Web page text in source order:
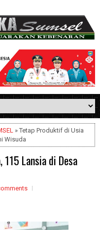
» Tetap Produktif di Usia
Wisuda
Lansia di Desa